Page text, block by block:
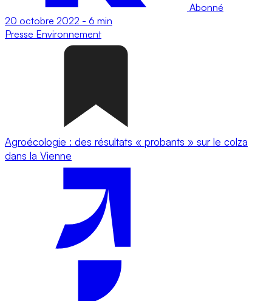
Abonné
20 octobre 2022 - 6 min
Presse Environnement
Agroécologie : des résultats « probants » sur le colza
dans la Vienne